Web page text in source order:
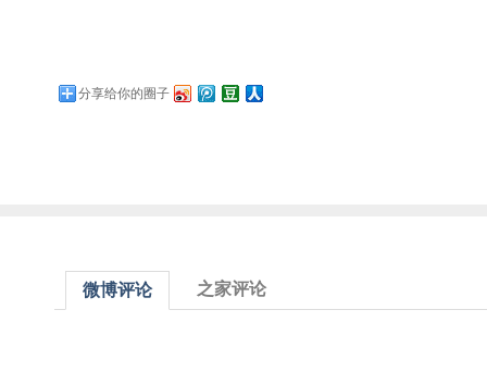
分享给你的圈子
微博评论 之家评论